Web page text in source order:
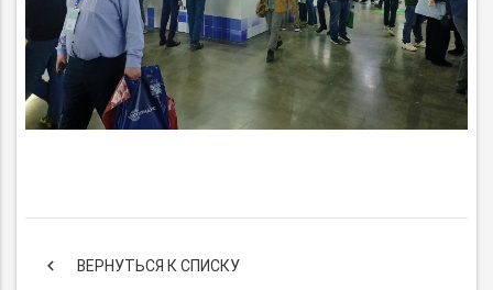
keyboard_arrow_left ВЕРНУТЬСЯ К СПИСКУ